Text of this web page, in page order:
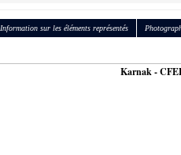
Information sur les éléments représentés